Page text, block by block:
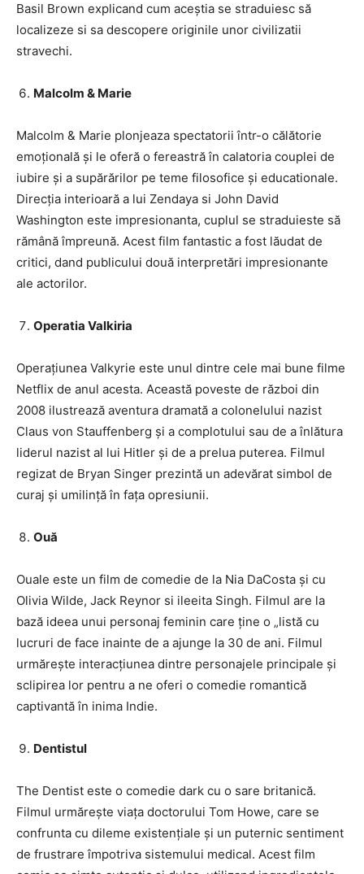
Basil Brown explicand cum aceștia se straduiesc să
localizeze si sa descopere originile unor civilizatii
stravechi.
Malcolm & Marie
Malcolm & Marie plonjeaza spectatorii într-o călătorie
emoțională și le oferă o fereastră în calatoria couplei de
iubire și a supărărilor pe teme filosofice și educationale.
Direcția interioară a lui Zendaya si John David
Washington este impresionanta, cuplul se straduieste să
rămână împreună. Acest film fantastic a fost lăudat de
critici, dand publicului două interpretări impresionante
ale actorilor.
Operatia Valkiria
Operațiunea Valkyrie este unul dintre cele mai bune filme
Netflix de anul acesta. Această poveste de război din
2008 ilustrează aventura dramată a colonelului nazist
Claus von Stauffenberg și a complotului sau de a înlătura
liderul nazist al lui Hitler și de a prelua puterea. Filmul
regizat de Bryan Singer prezintă un adevărat simbol de
curaj și umilință în fața opresiunii.
Ouă
Ouale este un film de comedie de la Nia DaCosta și cu
Olivia Wilde, Jack Reynor si ileeita Singh. Filmul are la
bază ideea unui personaj feminin care ține o „listă cu
lucruri de face inainte de a ajunge la 30 de ani. Filmul
urmărește interacțiunea dintre personajele principale și
sclipirea lor pentru a ne oferi o comedie romantică
captivantă în inima Indie.
Dentistul
The Dentist este o comedie dark cu o sare britanică.
Filmul urmărește viața doctorului Tom Howe, care se
confrunta cu dileme existențiale și un puternic sentiment
de frustrare împotriva sistemului medical. Acest film